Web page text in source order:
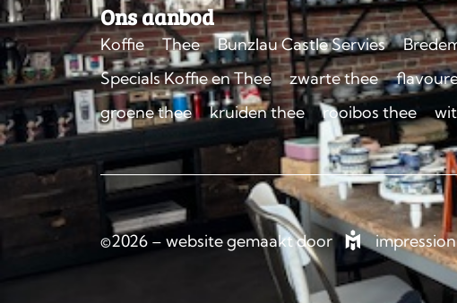
Ons aanbod
Koffie Thee Bunzlau Castle Servies
Specials Koffie en Thee
zwarte thee
groene thee
kruiden thee rooibos thee
©2026 – website gemaakt door impression